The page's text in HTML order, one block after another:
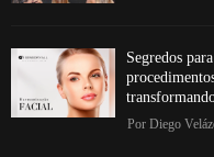
Segredos
Por Diego